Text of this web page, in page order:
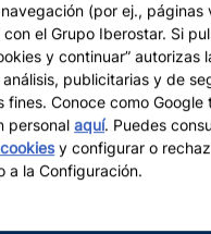
(por ej., páginas
el Grupo Iberostar. Si
y continuar” autorizas
publicitarias y de
fines. Conoce como Google
personalaquí. Puedes
y configurar o
a la Configuración.